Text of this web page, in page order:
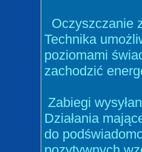
Oczyszczanie
Technika
poziomami
zachodzić
Zabiegi
Działania
do